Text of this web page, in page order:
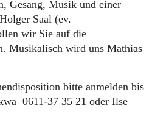
Gesang, Musik und einer
Saal (ev.
wir Sie auf die
Musikalisch wird uns Mathias
bitte anmelden bis
0611-37 35 21 oder Ilse